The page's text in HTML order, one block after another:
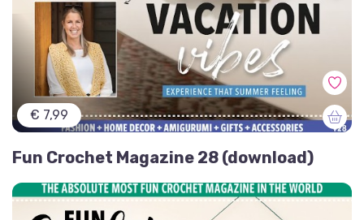
€ 7,99
Fun Crochet Magazine 28 (download)